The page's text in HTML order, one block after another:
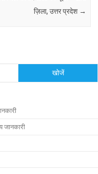
ज़िला, उत्तर प्रदेश →
खोजें
जानकारी